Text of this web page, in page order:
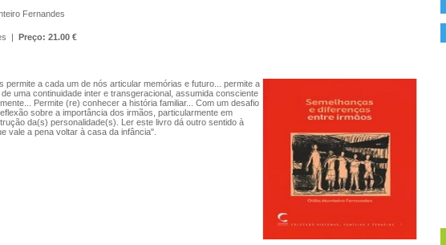
Fernandes
| Preço: 21.00 €
permite a cada um de nós articular memórias e futuro... permite a
uma continuidade inter e transgeracional, assumida consciente
Permite (re) conhecer a história familiar... Com um desafio
sobre a importância dos irmãos, particularmente em
da(s) personalidade(s). Ler este livro dá outro sentido à
vale a pena voltar à casa da infância".